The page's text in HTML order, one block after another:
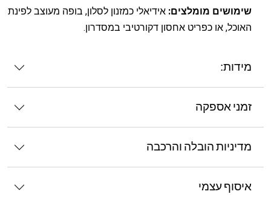
שימושים מומלצים: אידיאלי כמזנון לסלון, בופה מעוצב לפינת
האוכל, או כפריט אחסון דקורטיבי במסדרון.
מידות:
זמני אספקה
מדיניות הובלה והרכבה
איסוף עצמי